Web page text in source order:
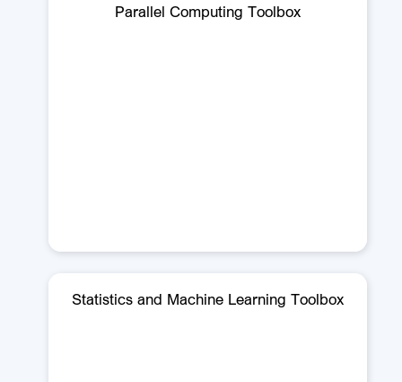
Parallel Computing Toolbox
Statistics and Machine Learning Toolbox